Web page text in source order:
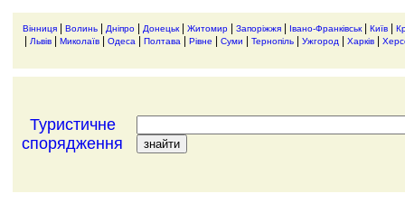
Вінниця Волинь Дніпро Донецьк| Житомир Запоріжжя Івано-Франківськ| Київ
Львів Миколаїв Одеса Полтава Рівне Суми Тернопіль Ужгород Харків
Туристичне
спорядження